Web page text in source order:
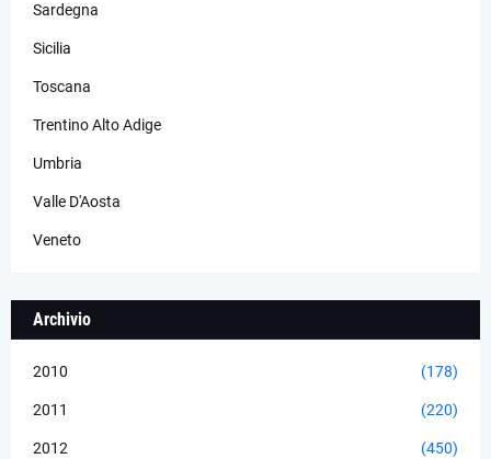
Sardegna
Sicilia
Toscana
Trentino Alto Adige
Umbria
Valle D'Aosta
Veneto
Archivio
2010 (178)
2011 (220)
2012 (450)